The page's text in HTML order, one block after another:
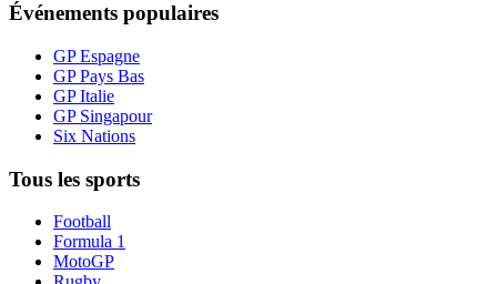
Événements populaires
GP Espagne
GP Pays Bas
GP Italie
GP Singapour
Six Nations
Tous les sports
Football
Formula 1
MotoGP